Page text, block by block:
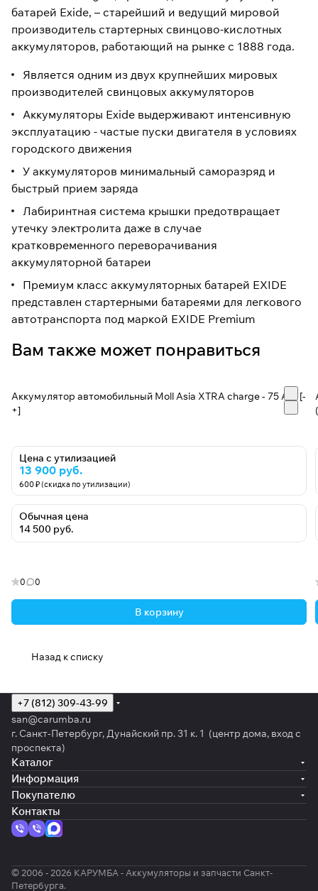
батарей Exide, – старейший и ведущий мировой
производитель стартерных свинцово-кислотных
аккумуляторов, работающий на рынке с 1888 года.
Является одним из двух крупнейших мировых
производителей свинцовых аккумуляторов
Аккумуляторы Exide выдерживают интенсивную
эксплуатацию - частые пуски двигателя в условиях
городского движения
У аккумуляторов минимальный саморазряд и
быстрый прием заряда
Лабиринтная система крышки предотвращает
утечку электролита даже в случае
кратковременного переворачивания
аккумуляторной батареи
Премиум класс аккумуляторных батарей EXIDE
представлен стартерными батареями для легкового
автотранспорта под маркой EXIDE Premium
Вам также может понравиться
Аккумулятор автомобильный Moll Asia XTRA charge - 75 А/ч [-
+]
Цена с утилизацией
13 900 руб.
600 ₽ (скидка по утилизации)
Обычная цена
14 500 руб.
0 0
В корзину
Назад к списку
+7 (812) 309-43-99
san@carumba.ru
г. Санкт-Петербург, Дунайский пр. 31 к. 1 (центр дома, вход с
проспекта)
Каталог
Информация
Покупателю
Контакты
© 2006 - 2026 КАРУМБА - Аккумуляторы и запчасти Санкт-
Петербурга.